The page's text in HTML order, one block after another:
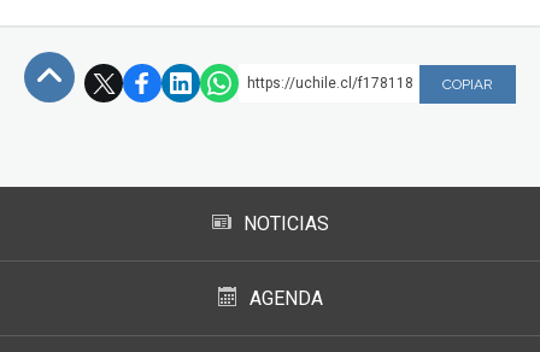
https://uchile.cl/f178118 COPIAR
NOTICIAS
AGENDA